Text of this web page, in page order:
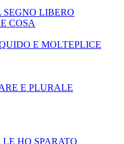
SEGNO LIBERO
COSA
E MOLTEPLICE
E PLURALE
HO SPARATO